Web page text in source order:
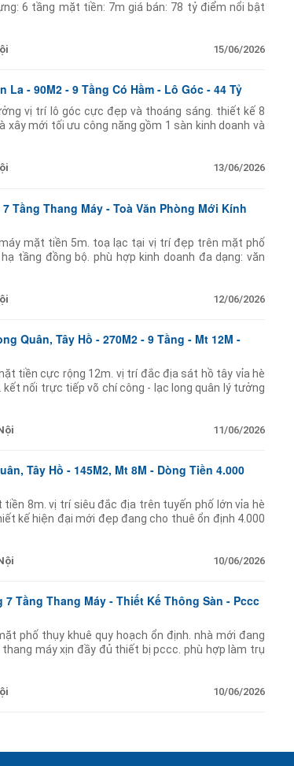
6 tầng mặt tiền: 7m giá bán: 78 tỷ điểm nổi bật
15/06/2026
- 90M2 - 9 Tầng Có Hầm - Lô Góc - 44 Tỷ
vị trí lô góc cực đẹp và thoáng sáng. thiết kế 8
xây mới tối ưu công năng gồm 1 sàn kinh doanh và
13/06/2026
Tầng Thang Máy - Toà Văn Phòng Mới Kính
mặt tiền 5m. toạ lạc tại vị trí đẹp trên mặt phố
tầng đồng bộ. phù hợp kinh doanh đa dạng: văn
12/06/2026
Quân, Tây Hồ - 270M2 - 9 Tầng - Mt 12M -
tiền cực rộng 12m. vị trí đắc địa sát hồ tây vỉa hè
nối trực tiếp võ chí công - lạc long quân lý tưởng
11/06/2026
Tây Hồ - 145M2, Mt 8M - Dòng Tiền 4.000
8m. vị trí siêu đắc địa trên tuyến phố lớn vỉa hè
kế hiện đại mới đẹp đang cho thuê ổn định 4.000
10/06/2026
Tầng Thang Máy - Thiết Kế Thông Sàn - Pccc
phố thụy khuê quy hoạch ổn định. nhà mới đang
máy xịn đầy đủ thiết bị pccc. phù hợp làm trụ
10/06/2026